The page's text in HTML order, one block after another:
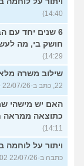
14:40)
6 שנים יחד עם
חושק בי, מה
14:29)
שילוב משרה
22, כתב ב-22/07/26 14:20)
האם יש מישהי
כתוצאה ממראה
14:11)
ויתור על
כתבה ב-22/07/26 14:02)